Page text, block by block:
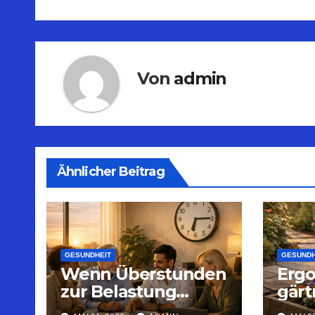
Von admin
Ähnlicher Beitrag
GESUNDHEIT
Wenn Überstunden
zur Belastung
werden: Strategien